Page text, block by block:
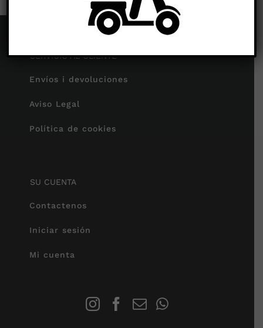
SERVICIO AL CLIENTE
Envíos i devoluciones
Aviso Legal
Política de cookies
SU CUENTA
Contactenos
Iniciar sesión
Mi cuenta